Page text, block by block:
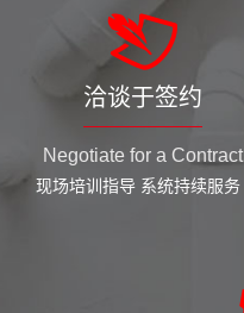
洽谈于签约
Negotiate for a Contract
现场培训指导 系统持续服务